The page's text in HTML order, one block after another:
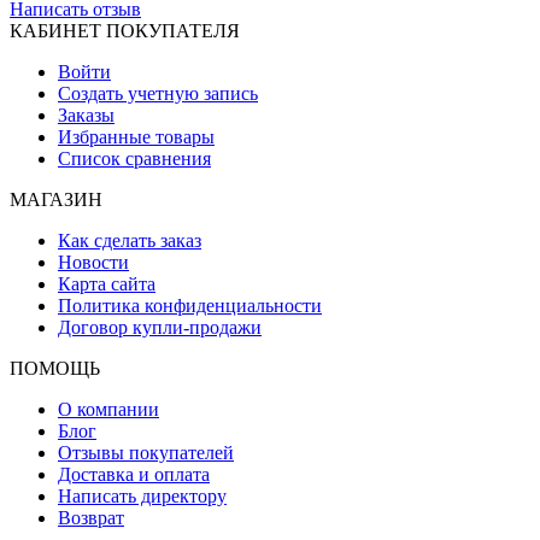
Написать отзыв
КАБИНЕТ ПОКУПАТЕЛЯ
Войти
Создать учетную запись
Заказы
Избранные товары
Список сравнения
МАГАЗИН
Как сделать заказ
Новости
Карта сайта
Политика конфиденциальности
Договор купли-продажи
ПОМОЩЬ
О компании
Блог
Отзывы покупателей
Доставка и оплата
Написать директору
Возврат